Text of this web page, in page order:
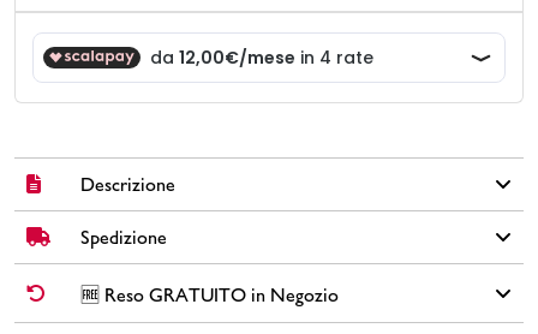
pcard
Gift card
Descrizione
Le ciabatte Crocs da donna beige sono perfette per affrontare
l'inverno con il massimo comfort. Realizzate interamente in
materiale sintetico leggero, presentano una calda fodera interna
in pelliccia sintetica color panna. Il design classico Crocs offre
Spedizione
✅ Spedizione Standard GRATUITA DA € 30➡️ Consegna in
giornilavorativi. Per ordini inferiori a € 30,00 la Spedizione ha un
🆓 Reso GRATUITO in Negozio